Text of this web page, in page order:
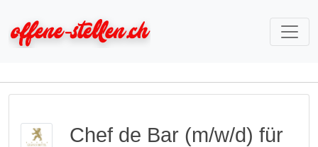
Chef de Bar (m/w/d) für